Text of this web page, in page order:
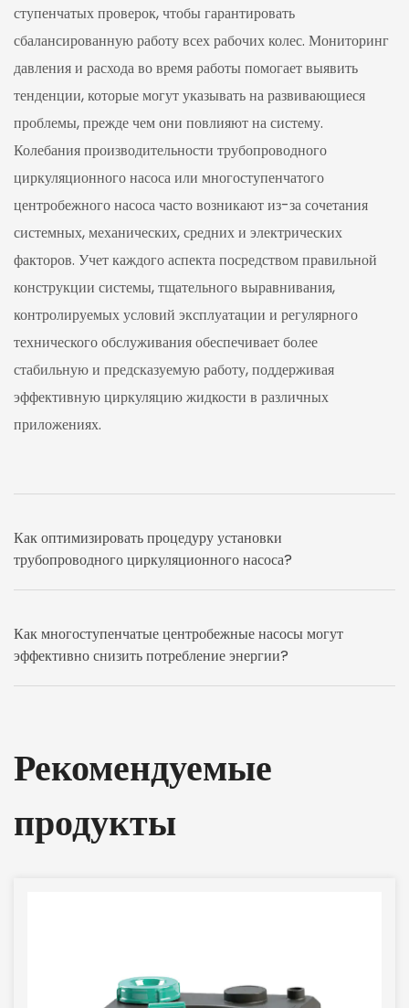
ступенчатых проверок, чтобы гарантировать
сбалансированную работу всех рабочих колес. Мониторинг
давления и расхода во время работы помогает выявить
тенденции, которые могут указывать на развивающиеся
проблемы, прежде чем они повлияют на систему.
Колебания производительности трубопроводного
циркуляционного насоса или многоступенчатого
центробежного насоса часто возникают из-за сочетания
системных, механических, средних и электрических
факторов. Учет каждого аспекта посредством правильной
конструкции системы, тщательного выравнивания,
контролируемых условий эксплуатации и регулярного
технического обслуживания обеспечивает более
стабильную и предсказуемую работу, поддерживая
эффективную циркуляцию жидкости в различных
приложениях.
Как оптимизировать процедуру установки
трубопроводного циркуляционного насоса?
Как многоступенчатые центробежные насосы могут
эффективно снизить потребление энергии?
Рекомендуемые
продукты